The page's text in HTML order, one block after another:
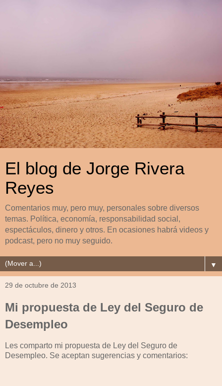
El blog de Jorge Rivera
Reyes
Comentarios muy, pero muy, personales sobre diversos
temas. Política, economía, responsabilidad social,
espectáculos, dinero y otros. En ocasiones habrá videos y
podcast, pero no muy seguido.
▼
29 de octubre de 2013
Mi propuesta de Ley del Seguro de
Desempleo
Les comparto mi propuesta de Ley del Seguro de
Desempleo. Se aceptan sugerencias y comentarios: